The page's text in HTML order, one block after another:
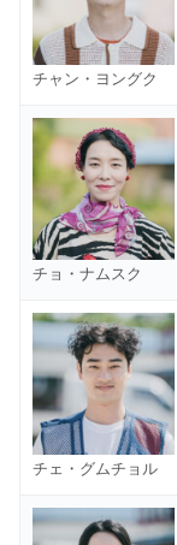
チャン・ヨングク
チョ・ナムスク
チェ・グムチョル